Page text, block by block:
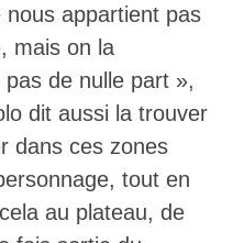
appartient pas
mais on la
de nulle part »,
dit aussi la trouver
dans ces zones
tout en
au plateau, de